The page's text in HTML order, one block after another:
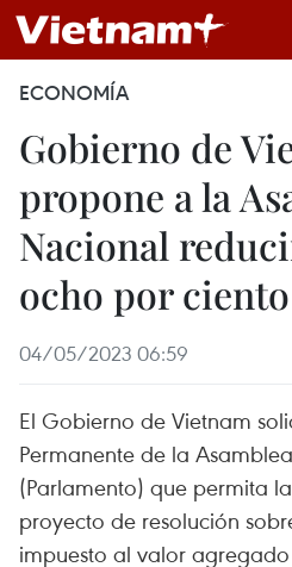
ECONOMÍA
Gobierno de
propone a la
Nacional
ocho por ciento
04/05/2023 06:59
El Gobierno de Vietnam
Permanente de la
(Parlamento) que permita
proyecto de resolución
impuesto al valor